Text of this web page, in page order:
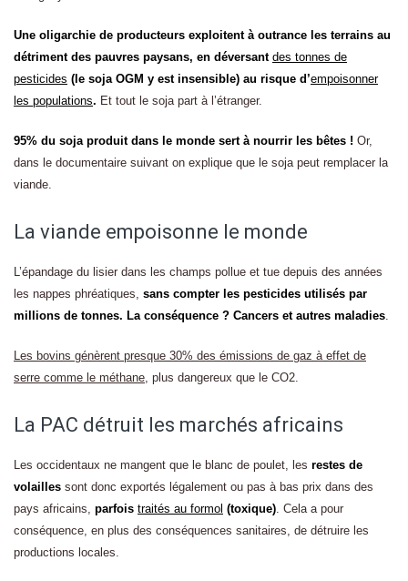
Une oligarchie de producteurs exploitent à outrance les terrains au
détriment des pauvres paysans, en déversant des tonnes de
pesticides (le soja OGM y est insensible) au risque d’empoisonner
les populations. Et tout le soja part à l’étranger.
95% du soja produit dans le monde sert à nourrir les bêtes ! Or,
dans le documentaire suivant on explique que le soja peut remplacer la
viande.
La viande empoisonne le monde
L’épandage du lisier dans les champs pollue et tue depuis des années
les nappes phréatiques, sans compter les pesticides utilisés par
millions de tonnes. La conséquence ? Cancers et autres maladies.
Les bovins génèrent presque 30% des émissions de gaz à effet de
serre comme le méthane, plus dangereux que le CO2.
La PAC détruit les marchés africains
Les occidentaux ne mangent que le blanc de poulet, les restes de
volailles sont donc exportés légalement ou pas à bas prix dans des
pays africains, parfois traités au formol (toxique). Cela a pour
conséquence, en plus des conséquences sanitaires, de détruire les
productions locales.